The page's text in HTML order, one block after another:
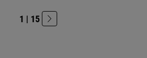
1 | 15